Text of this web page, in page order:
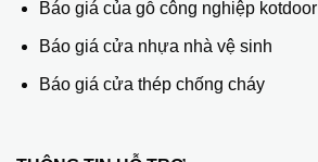
Báo giá của gỗ công nghiệp kotdoor
Báo giá cửa nhựa nhà vệ sinh
Báo giá cửa thép chống cháy